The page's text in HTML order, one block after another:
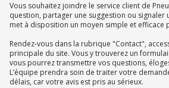
Vous souhaitez joindre le service client de
question, partager une suggestion ou signaler
met à disposition un moyen simple et efficace
Rendez-vous dans la rubrique "Contact",
principale du site. Vous y trouverez un
vous pourrez transmettre vos questions,
L’équipe prendra soin de traiter votre
délais, car votre avis est pris au sérieux.